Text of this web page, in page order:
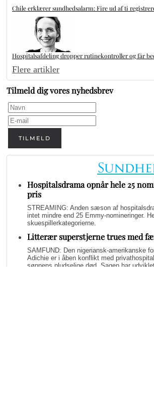
Chile erklærer sundhedsalarm: Fire ud af ti
Hospitalsafdeling dropper rutinekontroller og får
Flere artikler
Tilmeld dig vores nyhedsbrev
TILMELD
Hospitalsdrama opnår hele 25
pris
STREAMING: Anden sæson af
intet mindre end 25 Emmy-nomineringer.
skuespillerkategorierne.
Litterær superstjerne trues med
SAMFUND: Den nigeriansk-amerikanske
Adichie er i åben konflikt med
sønnens pludselige død. Sagen har